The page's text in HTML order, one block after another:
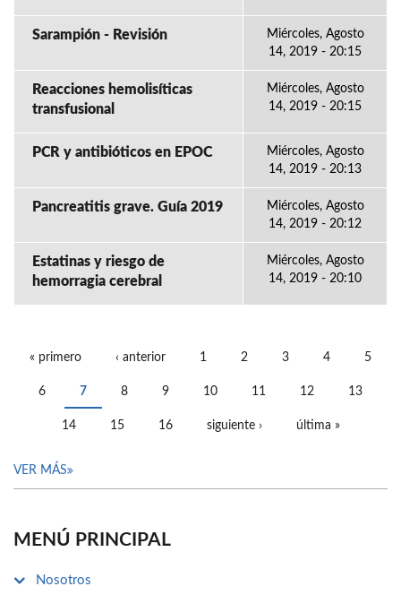
Sarampión - Revisión
Miércoles, Agosto
14, 2019 - 20:15
Reacciones hemolisíticas
transfusional
Miércoles, Agosto
14, 2019 - 20:15
PCR y antibióticos en EPOC
Miércoles, Agosto
14, 2019 - 20:13
Pancreatitis grave. Guía 2019
Miércoles, Agosto
14, 2019 - 20:12
Estatinas y riesgo de
hemorragia cerebral
Miércoles, Agosto
14, 2019 - 20:10
« primero ‹ anterior 1 2 3 4 5
6 7 8 9 10 11 12 13
14 15 16 siguiente › última »
VER MÁS
MENÚ PRINCIPAL
Nosotros